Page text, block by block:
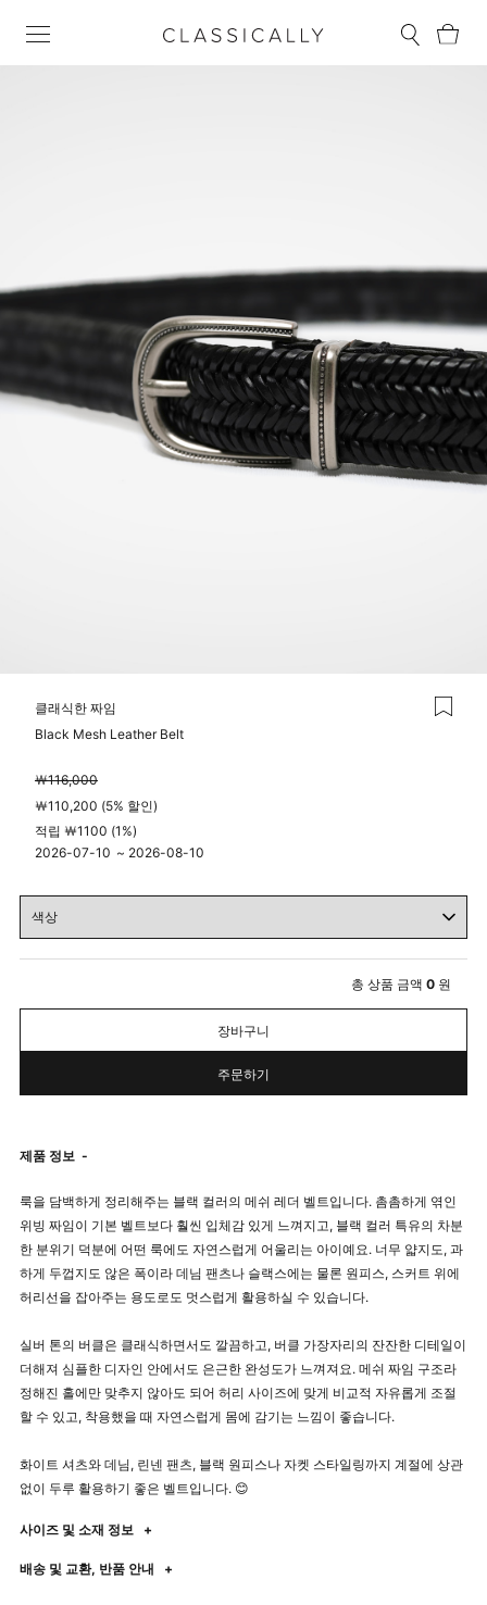
클래식한 짜임
Black Mesh Leather Belt
￦116,000
￦110,200 (5% 할인)
적립 ￦1100 (1%)
2026-07-10 ~ 2026-08-10
총 상품 금액 0 원
장바구니
주문하기
제품 정보 -
룩을 담백하게 정리해주는 블랙 컬러의 메쉬 레더 벨트입니다. 촘촘하게 엮인
위빙 짜임이 기본 벨트보다 훨씬 입체감 있게 느껴지고, 블랙 컬러 특유의 차분
한 분위기 덕분에 어떤 룩에도 자연스럽게 어울리는 아이예요. 너무 얇지도, 과
하게 두껍지도 않은 폭이라 데님 팬츠나 슬랙스에는 물론 원피스, 스커트 위에
허리선을 잡아주는 용도로도 멋스럽게 활용하실 수 있습니다.
실버 톤의 버클은 클래식하면서도 깔끔하고, 버클 가장자리의 잔잔한 디테일이
더해져 심플한 디자인 안에서도 은근한 완성도가 느껴져요. 메쉬 짜임 구조라
정해진 홀에만 맞추지 않아도 되어 허리 사이즈에 맞게 비교적 자유롭게 조절
할 수 있고, 착용했을 때 자연스럽게 몸에 감기는 느낌이 좋습니다.
화이트 셔츠와 데님, 린넨 팬츠, 블랙 원피스나 자켓 스타일링까지 계절에 상관
없이 두루 활용하기 좋은 벨트입니다. 😊
사이즈 및 소재 정보 +
배송 및 교환, 반품 안내 +